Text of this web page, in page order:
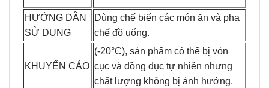
HƯỚNG DẪN
SỬ DỤNG
Dùng chế biến các món ăn và pha
chế đồ uống.
KHUYẾN CÁO
(-20°C), sản phẩm có thể bị vón
cục và đồng dục tự nhiên nhưng
chất lượng không bị ảnh hưởng.